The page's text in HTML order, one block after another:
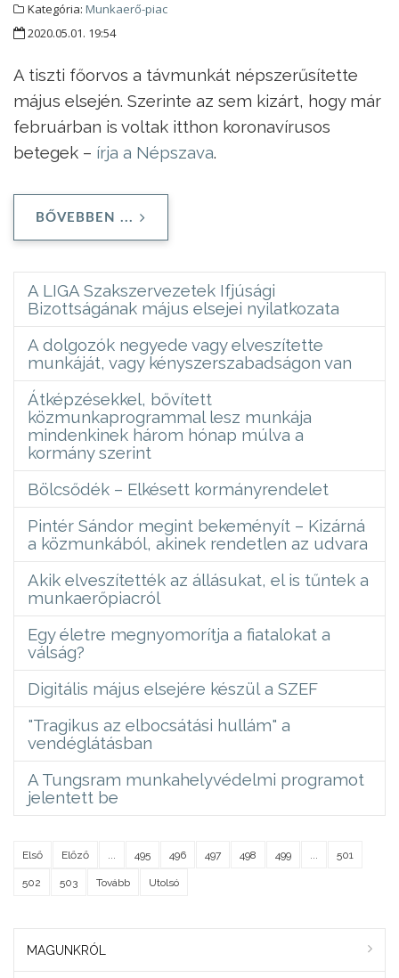
Kategória: Munkaerő-piac
2020.05.01. 19:54
A tiszti főorvos a távmunkát népszerűsítette
május elsején. Szerinte az sem kizárt, hogy már
februárban is voltak itthon koronavírusos
betegek – írja a Népszava.
BŐVEBBEN ...
A LIGA Szakszervezetek Ifjúsági
Bizottságának május elsejei nyilatkozata
A dolgozók negyede vagy elveszítette
munkáját, vagy kényszerszabadságon van
Átképzésekkel, bővített
közmunkaprogrammal lesz munkája
mindenkinek három hónap múlva a
kormány szerint
Bölcsődék – Elkésett kormányrendelet
Pintér Sándor megint bekeményít – Kizárná
a közmunkából, akinek rendetlen az udvara
Akik elveszítették az állásukat, el is tűntek a
munkaerőpiacról
Egy életre megnyomorítja a fiatalokat a
válság?
Digitális május elsejére készül a SZEF
"Tragikus az elbocsátási hullám" a
vendéglátásban
A Tungsram munkahelyvédelmi programot
jelentett be
Első Előző ... 495 496 497 498 499 ... 501
502 503 Tovább Utolsó
MAGUNKRÓL